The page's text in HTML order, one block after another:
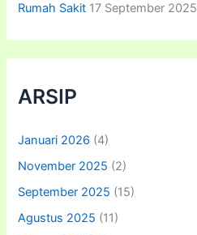
Rumah Sakit 17 September 2025
ARSIP
Januari 2026 (4)
November 2025 (2)
September 2025 (15)
Agustus 2025 (11)